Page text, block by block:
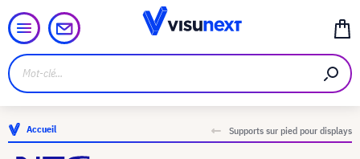
Accueil Supports sur pied pour displays